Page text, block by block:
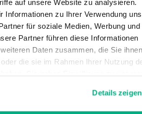
auf unsere Website zu analysieren.
Informationen zu Ihrer Verwendung
für soziale Medien, Werbung und
Partner führen diese Informationen
Daten zusammen, die Sie ihnen
die sie im Rahmen Ihrer Nutzung
undImpressum.
Details zeigen